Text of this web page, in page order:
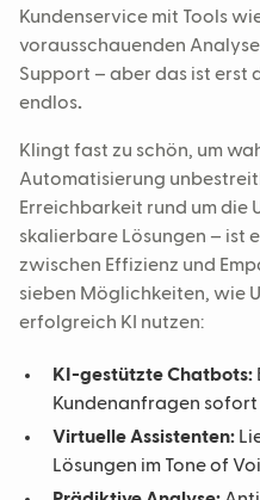
Kundenservice mit Tools
vorausschauenden
Support – aber das ist erst
endlos.
Klingt fast zu schön, um
Automatisierung
Erreichbarkeit rund um die
skalierbare Lösungen – ist
zwischen Effizienz und
sieben Möglichkeiten, wie
erfolgreich KI nutzen:
KI-gestützte Chatbots:
Kundenanfragen
Virtuelle Assistenten:
Lösungen im Tone of